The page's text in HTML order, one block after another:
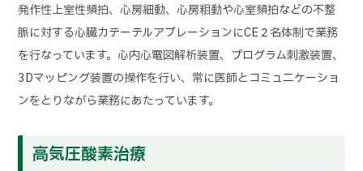
発作性上室性頻拍、心房細動、心房粗動や心室頻拍などの不整
脈に対する心臓カテーテルアブレーションにCE２名体制で業務
を行なっています。心内心電図解析装置、プログラム刺激装置、
3Dマッピング装置の操作を行い、常に医師とコミュニケーショ
ンをとりながら業務にあたっています。
高気圧酸素治療